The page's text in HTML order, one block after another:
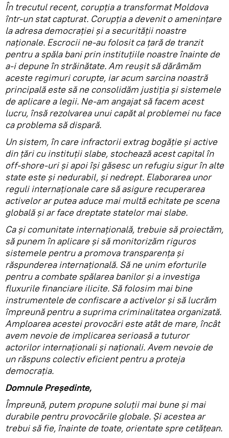
În trecutul recent, corupția a transformat Moldova
într-un stat capturat. Corupția a devenit o amenințare
la adresa democrației și a securității noastre
naționale. Escrocii ne-au folosit ca țară de tranzit
pentru a spăla bani prin instituțiile noastre înainte de
a-i depune în străinătate. Am reușit să dărâmăm
aceste regimuri corupte, iar acum sarcina noastră
principală este să ne consolidăm justiția și sistemele
de aplicare a legii. Ne-am angajat să facem acest
lucru, însă rezolvarea unui capăt al problemei nu face
ca problema să dispară.
Un sistem, în care infractorii extrag bogăție și active
din țări cu instituții slabe, stochează acest capital în
off-shore-uri și apoi își găsesc un refugiu sigur în alte
state este și nedurabil, și nedrept. Elaborarea unor
reguli internaționale care să asigure recuperarea
activelor ar putea aduce mai multă echitate pe scena
globală și ar face dreptate statelor mai slabe.
Ca și comunitate internațională, trebuie să proiectăm,
să punem în aplicare și să monitorizăm riguros
sistemele pentru a promova transparența și
răspunderea internațională. Să ne unim eforturile
pentru a combate spălarea banilor și a investiga
fluxurile financiare ilicite. Să folosim mai bine
instrumentele de confiscare a activelor și să lucrăm
împreună pentru a suprima criminalitatea organizată.
Amploarea acestei provocări este atât de mare, încât
avem nevoie de implicarea serioasă a tuturor
actorilor internaționali și naționali. Avem nevoie de
un răspuns colectiv eficient pentru a proteja
democrația.
Domnule Președinte,
Împreună, putem propune soluții mai bune și mai
durabile pentru provocările globale. Și acestea ar
trebui să fie, înainte de toate, orientate spre cetățean.